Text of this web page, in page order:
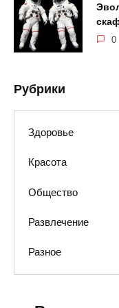
0
Рубрики
Здоровье
Красота
Общество
Развлечение
Разное